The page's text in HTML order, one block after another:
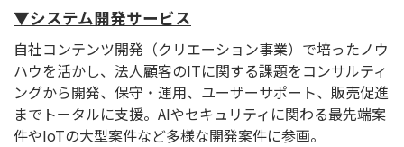
▼システム開発サービス
自社コンテンツ開発（クリエーション事業）で培ったノウ
ハウを活かし、法人顧客のITに関する課題をコンサルティ
ングから開発、保守・運用、ユーザーサポート、販売促進
までトータルに支援。AIやセキュリティに関わる最先端案
件やIoTの大型案件など多様な開発案件に参画。